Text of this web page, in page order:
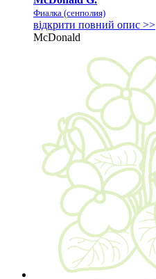
Фиалка (сенполия)
відкрити повний опис >>
McDonald